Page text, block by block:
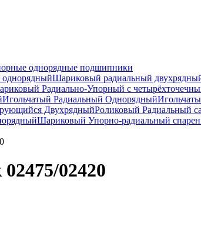
однорядные подшипники
Шариковый радиальный
Радиально-Упорный с
Игольчатый Радиальный Однорядный
ДвухрядныйРоликовый Радиальный
Шариковый Упорно-радиальный
02420